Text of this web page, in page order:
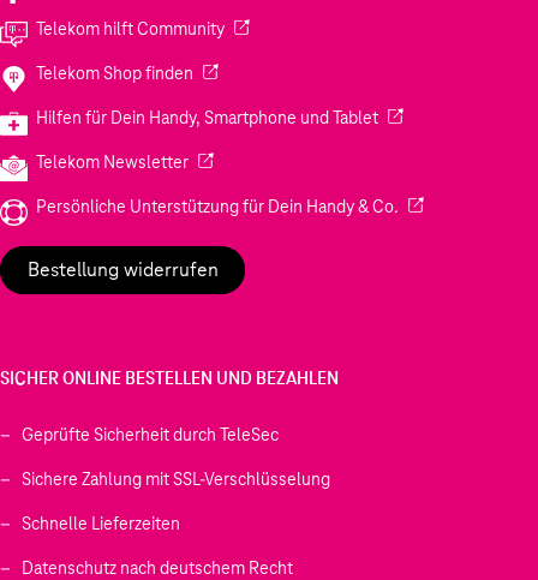
Telekom hilft Community(Wird in einem neuen Tab geöffnet)
Telekom Shop finden (Wird in einem neuen Tab geöffnet)
Hilfen für Dein Handy, Smartphone und Tablet(Wird in einem
Telekom Newsletter(Wird in einem neuen Tab geöffnet)
Persönliche Unterstützung für Dein Handy & Co. (Wird in einem
Bestellung widerrufen
SICHER ONLINE BESTELLEN UND BEZAHLEN
Geprüfte Sicherheit durch TeleSec
Sichere Zahlung mit SSL-Verschlüsselung
Schnelle Lieferzeiten
Datenschutz nach deutschem Recht